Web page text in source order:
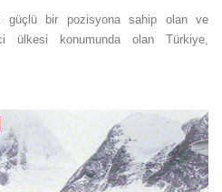
güçlü bir pozisyona sahip olan ve
ülkesi konumunda olan Türkiye,